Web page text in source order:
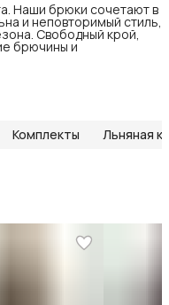
Наши брюки сочетают в
и неповторимый стиль,
Свободный крой,
брючины и
Комплекты Льняная